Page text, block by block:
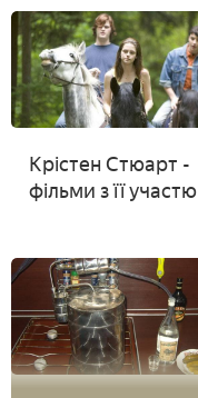
Крістен Стюарт -
фільми з її участю